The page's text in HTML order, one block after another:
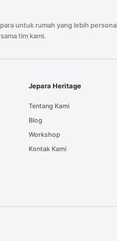
untuk rumah yang lebih
tim kami.
Jepara Heritage
Tentang Kami
Blog
Workshop
Kontak Kami